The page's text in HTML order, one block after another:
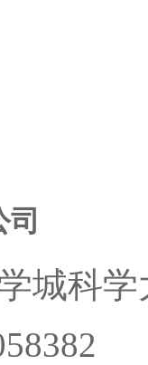
城科